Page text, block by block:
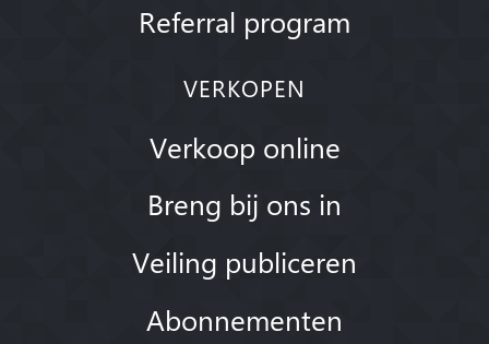
Referral program
VERKOPEN
Verkoop online
Breng bij ons in
Veiling publiceren
Abonnementen